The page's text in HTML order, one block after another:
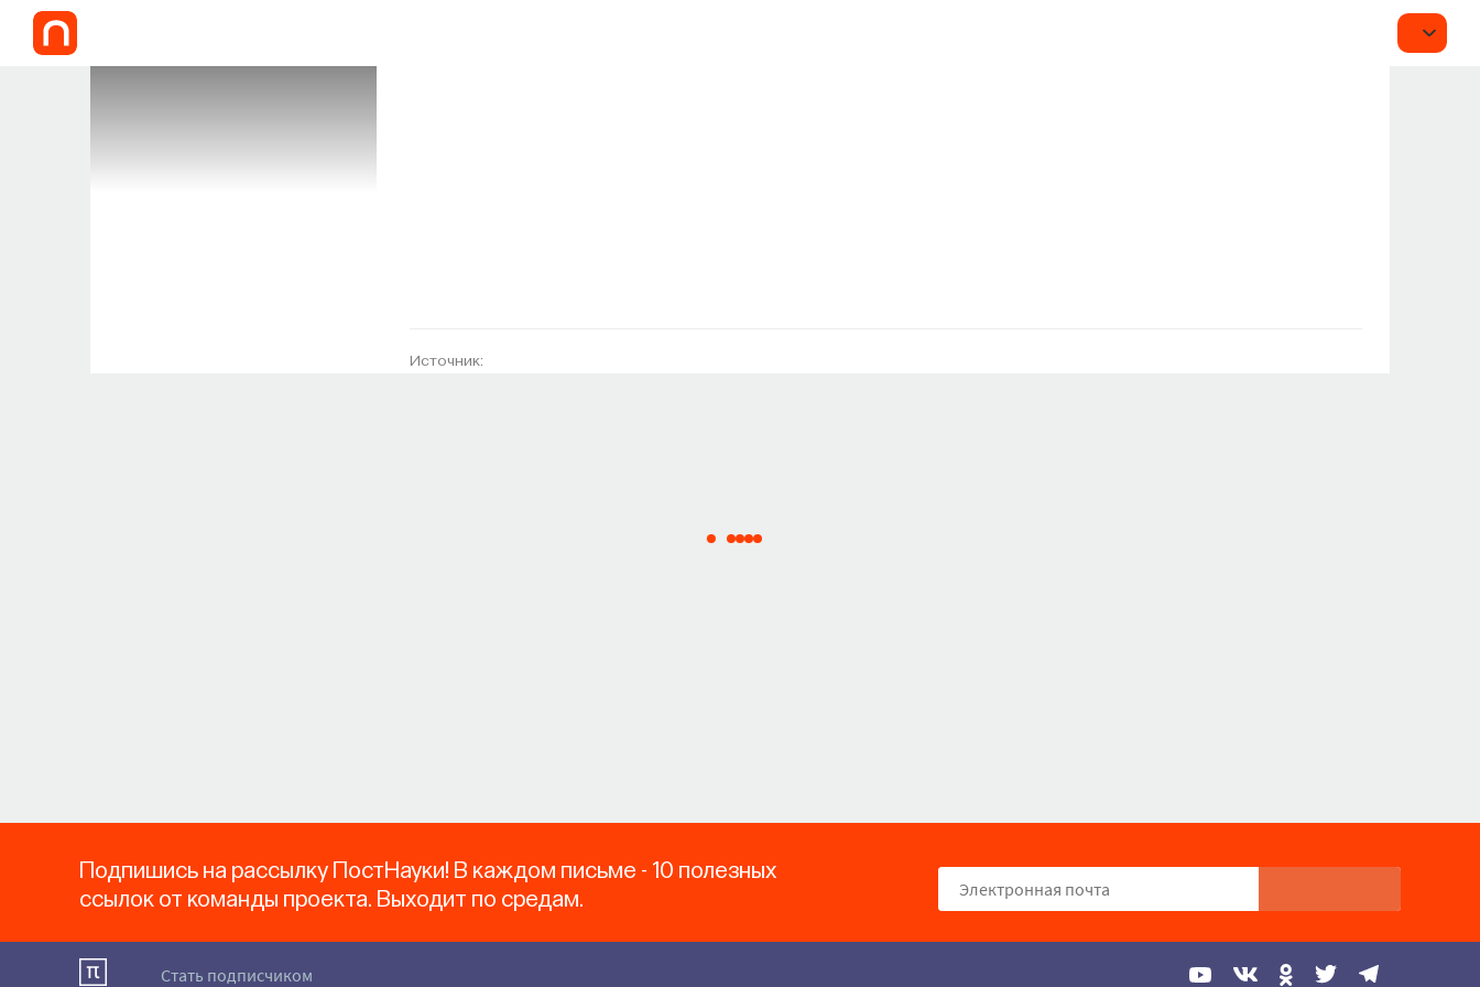
Источник:
Подпишись на рассылку ПостНауки! В каждом письме - 10 полезных
ссылок от команды проекта. Выходит по средам.
Стать подписчиком